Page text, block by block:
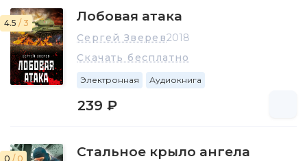
4.5 / 3 Лобовая атака
Сергей Зверев2018
Скачать бесплатно
Электронная Аудиокнига
239 ₽
0 / 0 Стальное крыло ангела